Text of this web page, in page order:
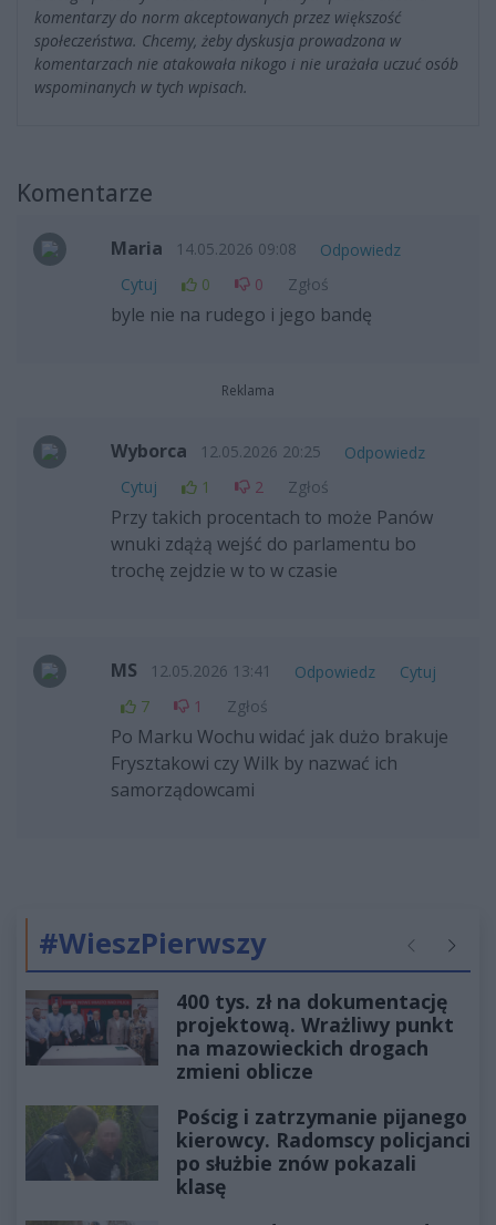
komentarzy do norm akceptowanych przez większość
społeczeństwa. Chcemy, żeby dyskusja prowadzona w
komentarzach nie atakowała nikogo i nie urażała uczuć osób
wspominanych w tych wpisach.
Komentarze
Maria 14.05.2026 09:08
Odpowiedz
Cytuj
0 0 Zgłoś
byle nie na rudego i jego bandę
Reklama
Wyborca 12.05.2026 20:25
Odpowiedz
Cytuj
1 2 Zgłoś
Przy takich procentach to może Panów
wnuki zdążą wejść do parlamentu bo
trochę zejdzie w to w czasie
MS 12.05.2026 13:41 Odpowiedz
Cytuj
7
1 Zgłoś
Po Marku Wochu widać jak dużo brakuje
Frysztakowi czy Wilk by nazwać ich
samorządowcami
#WieszPierwszy Poprzednie
400 tys. zł na dokumentację
projektową. Wrażliwy punkt
na mazowieckich drogach
zmieni oblicze
Pościg i zatrzymanie pijanego
kierowcy. Radomscy policjanci
po służbie znów pokazali
klasę